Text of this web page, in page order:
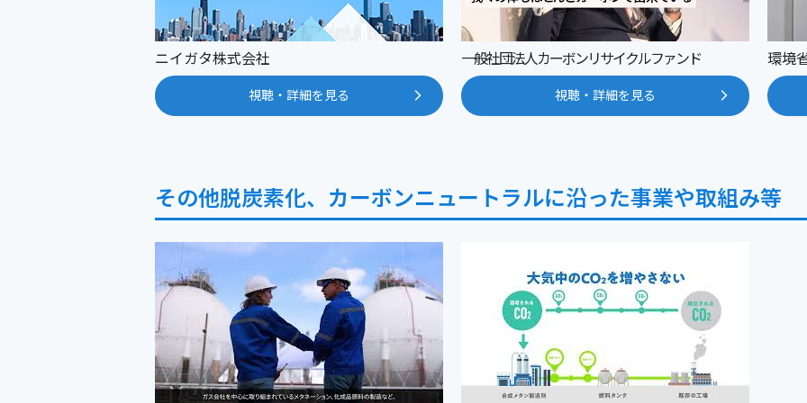
ニイガタ株式会社
視聴・詳細を見る
一般社団法人カーボンリサイクルファンド
視聴・詳細を見る
環境
その他脱炭素化、カーボンニュートラルに沿った事業や取組み等